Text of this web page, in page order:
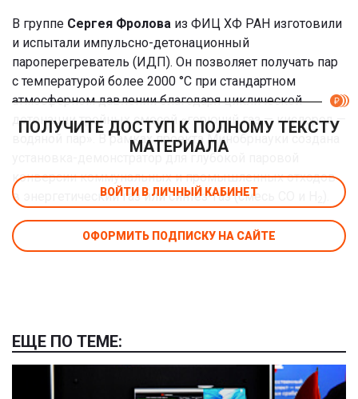
В группе Сергея Фролова из ФИЦ ХФ РАН изготовили
и испытали импульсно-детонационный
пароперегреватель (ИДП). Он позволяет получать пар
с температурой более 2000 °С при стандартном
атмосферном давлении благодаря циклической
детонации тройных смесей «горючий газ — кислород —
водяной пар». В рамках проекта Минобрнауки создана
конверсии коммунальных и промышленных отходов
в энергетический газ или синтез-газ (смесь СО и Н
ПОЛУЧИТЕ ДОСТУП К ПОЛНОМУ ТЕКСТУ
МАТЕРИАЛА
ВОЙТИ В ЛИЧНЫЙ КАБИНЕТ
ОФОРМИТЬ ПОДПИСКУ НА САЙТЕ
ЕЩЕ ПО ТЕМЕ: